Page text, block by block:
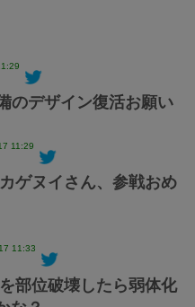
のデザイン復活お願い
11:29
ゲヌイさん、参戦おめ
11:33
部位破壊したら弱体化